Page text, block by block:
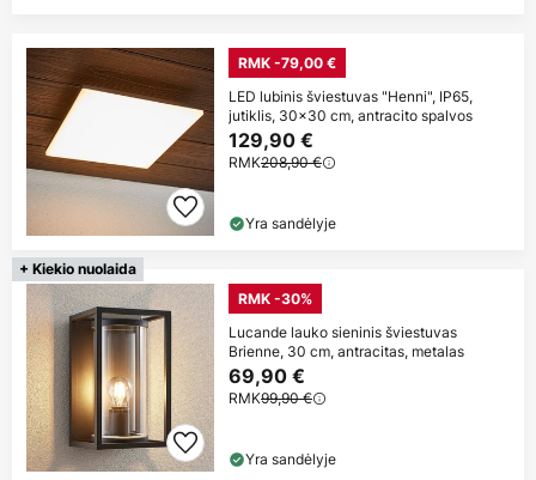
RMK -79,00 €
LED lubinis šviestuvas "Henni", IP65,
jutiklis, 30x30 cm, antracito spalvos
129,90 €
RMK208,90 €
Yra sandėlyje
+ Kiekio nuolaida
RMK -30%
Lucande lauko sieninis šviestuvas
Brienne, 30 cm, antracitas, metalas
69,90 €
RMK99,90 €
Yra sandėlyje